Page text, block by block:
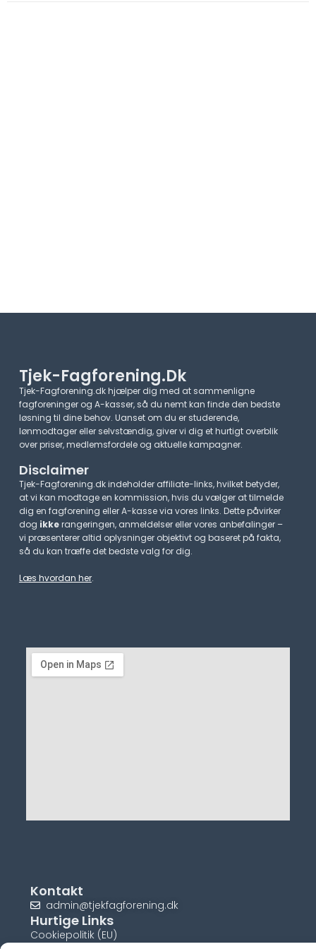
Tjek-Fagforening.dk
Tjek-Fagforening.dk hjælper dig med at sammenligne
fagforeninger og A-kasser, så du nemt kan finde den bedste
løsning til dine behov. Uanset om du er studerende,
lønmodtager eller selvstændig, giver vi dig et hurtigt overblik
over priser, medlemsfordele og aktuelle kampagner.​
Disclaimer
Tjek-Fagforening.dk indeholder affiliate-links, hvilket betyder,
at vi kan modtage en kommission, hvis du vælger at tilmelde
dig en fagforening eller A-kasse via vores links. Dette påvirker
dog ikkerangeringen, anmeldelser eller vores anbefalinger –
vi præsenterer altid oplysninger objektivt og baseret på fakta,
så du kan træffe det bedste valg for dig.
Læs hvordan her.
Kontakt
admin@tjekfagforening.dk
Hurtige Links
Cookiepolitik (EU)